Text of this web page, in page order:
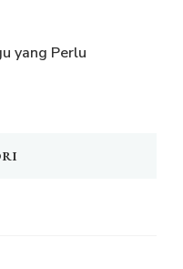
yang Perlu